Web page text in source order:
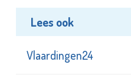
Lees ook
Vlaardingen24